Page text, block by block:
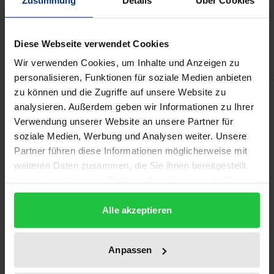
Diese Webseite verwendet Cookies
Wir verwenden Cookies, um Inhalte und Anzeigen zu
personalisieren, Funktionen für soziale Medien anbieten
zu können und die Zugriffe auf unsere Website zu
analysieren. Außerdem geben wir Informationen zu Ihrer
Verwendung unserer Website an unsere Partner für
soziale Medien, Werbung und Analysen weiter. Unsere
Partner führen diese Informationen möglicherweise mit
weiteren Daten zusammen, die Sie ihnen bereitgestellt
gesammelt haben.
Alle akzeptieren
Anpassen
Add to Wish List
Description
Autonomous use of violence — whether for
vengeance or in a feud — can potentially endanger
community safety. The contributors to this volume
hand, and examine attempts to delegitimise such
violence through legal and religions norms on the
other. In doing so, they focus on the endeavours of
theologians to discredit violence used in a feud as a